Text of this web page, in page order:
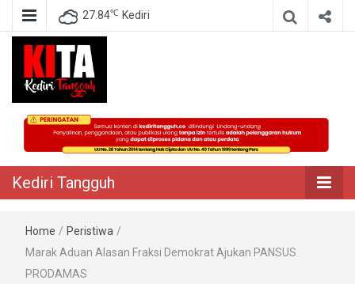
27.84℃ Kediri
Kediri Tangguh
Berita Akurat Terpercaya
Kediri Tangguh
Home / Peristiwa /
Marak Aduan Alasan Fraksi Demokrat Ajukan PANSUS
PRODAMAS